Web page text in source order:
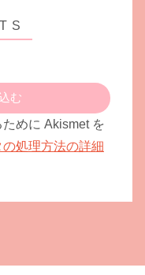
む
めに Akismet を
処理方法の詳細